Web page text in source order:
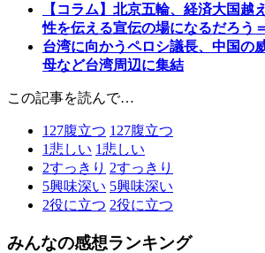
【コラム】北京五輪、経済大国越
性を伝える宣伝の場になるだろう
台湾に向かうペロシ議長、中国の
母など台湾周辺に集結
この記事を読んで…
127腹立つ 127腹立つ
1悲しい 1悲しい
2すっきり 2すっきり
5興味深い 5興味深い
2役に立つ 2役に立つ
みんなの感想ランキング